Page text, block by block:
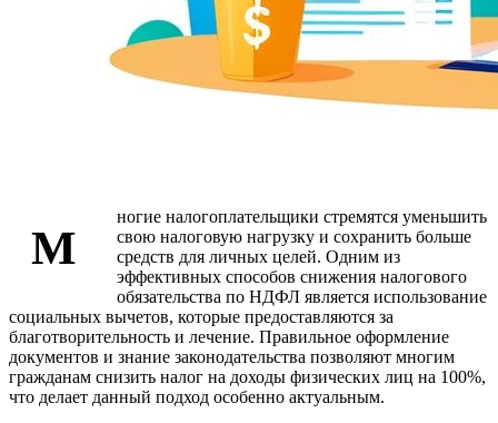
М
ногие налогоплательщики стремятся уменьшить
свою налоговую нагрузку и сохранить больше
средств для личных целей. Одним из
эффективных способов снижения налогового
обязательства по НДФЛ является использование
социальных вычетов, которые предоставляются за
благотворительность и лечение. Правильное оформление
документов и знание законодательства позволяют многим
гражданам снизить налог на доходы физических лиц на 100%,
что делает данный подход особенно актуальным.